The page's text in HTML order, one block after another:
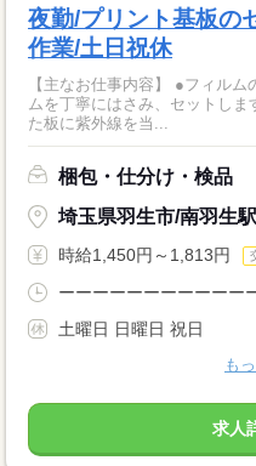
夜勤/プリント基板の
作業/土日祝休
【主なお仕事内容】 ●フィル
ムを丁寧にはさみ、セットし
た板に紫外線を当...
梱包・仕分け・検品
埼玉県羽生市/南羽生駅
時給1,450円～1,813円
ーーーーーーーーーーー
土曜日 日曜日 祝日
も
求人